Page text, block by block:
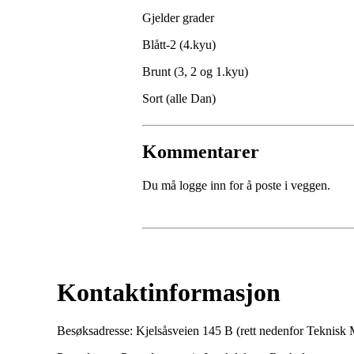
Gjelder grader
Blått-2 (4.kyu)
Brunt (3, 2 og 1.kyu)
Sort (alle Dan)
Kommentarer
Du må logge inn for å poste i veggen.
Kontaktinformasjon
Besøksadresse: Kjelsåsveien 145 B (rett nedenfor Teknisk